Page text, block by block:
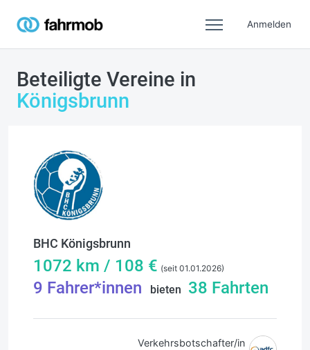
Anmelden
Beteiligte Vereine in
Königsbrunn
BHC Königsbrunn
1072 km / 108 € (seit 01.01.2026)
9 Fahrer*innen bieten 38 Fahrten
Verkehrsbotschafter/in